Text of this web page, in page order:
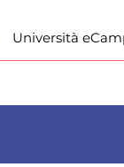
Università